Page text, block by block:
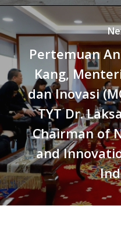
Pertemuan
Kang,
dan Inovasi
TYT Dr.
Chairman of
and